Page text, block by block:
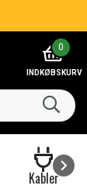
0
INDKØBSKURV
Kabler